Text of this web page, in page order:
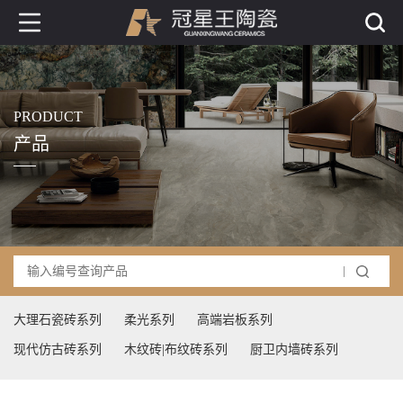
PRODUCT
产品
大理石瓷砖系列 柔光系列 高端岩板系列
现代仿古砖系列 木纹砖|布纹砖系列 厨卫内墙砖系列